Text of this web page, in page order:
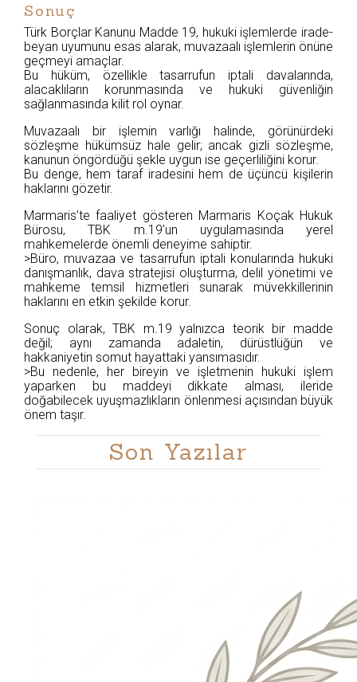
Sonuç
Türk Borçlar Kanunu Madde 19, hukuki işlemlerde irade-
beyan uyumunu esas alarak, muvazaalı işlemlerin önüne
geçmeyi amaçlar.
Bu hüküm, özellikle tasarrufun iptali davalarında,
alacaklıların korunmasında ve hukuki güvenliğin
sağlanmasında kilit rol oynar.
Muvazaalı bir işlemin varlığı halinde, görünürdeki
sözleşme hükümsüz hale gelir; ancak gizli sözleşme,
kanunun öngördüğü şekle uygun ise geçerliliğini korur.
Bu denge, hem taraf iradesini hem de üçüncü kişilerin
haklarını gözetir.
Marmaris’te faaliyet gösteren Marmaris Koçak Hukuk
Bürosu, TBK m.19’un uygulamasında yerel
mahkemelerde önemli deneyime sahiptir.
>Büro, muvazaa ve tasarrufun iptali konularında hukuki
danışmanlık, dava stratejisi oluşturma, delil yönetimi ve
mahkeme temsil hizmetleri sunarak müvekkillerinin
haklarını en etkin şekilde korur.
Sonuç olarak, TBK m.19 yalnızca teorik bir madde
değil; aynı zamanda adaletin, dürüstlüğün ve
hakkaniyetin somut hayattaki yansımasıdır.
>Bu nedenle, her bireyin ve işletmenin hukuki işlem
yaparken bu maddeyi dikkate alması, ileride
doğabilecek uyuşmazlıkların önlenmesi açısından büyük
önem taşır.
Son Yazılar